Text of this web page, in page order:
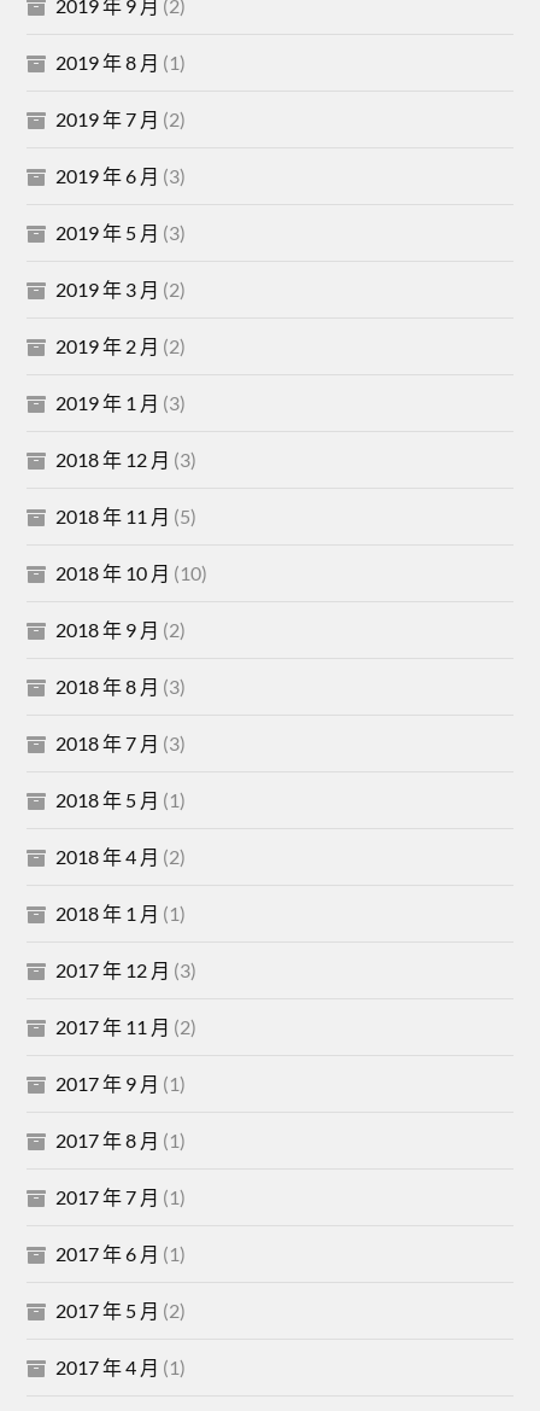
2019 年 9 月 (2)
2019 年 8 月 (1)
2019 年 7 月 (2)
2019 年 6 月 (3)
2019 年 5 月 (3)
2019 年 3 月 (2)
2019 年 2 月 (2)
2019 年 1 月 (3)
2018 年 12 月 (3)
2018 年 11 月 (5)
2018 年 10 月 (10)
2018 年 9 月 (2)
2018 年 8 月 (3)
2018 年 7 月 (3)
2018 年 5 月 (1)
2018 年 4 月 (2)
2018 年 1 月 (1)
2017 年 12 月 (3)
2017 年 11 月 (2)
2017 年 9 月 (1)
2017 年 8 月 (1)
2017 年 7 月 (1)
2017 年 6 月 (1)
2017 年 5 月 (2)
2017 年 4 月 (1)